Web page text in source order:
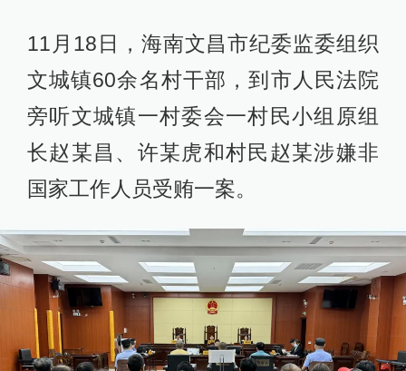
11月18日，海南文昌市纪委监委组织
文城镇60余名村干部，到市人民法院
旁听文城镇一村委会一村民小组原组
长赵某昌、许某虎和村民赵某涉嫌非
国家工作人员受贿一案。